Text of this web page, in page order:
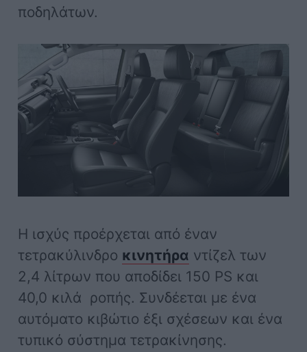
ποδηλάτων.
Η ισχύς προέρχεται από έναν
τετρακύλινδρο κινητήρα ντίζελ των
2,4 λίτρων που αποδίδει 150 PS και
40,0 κιλά ροπής. Συνδέεται με ένα
αυτόματο κιβώτιο έξι σχέσεων και ένα
τυπικό σύστημα τετρακίνησης.